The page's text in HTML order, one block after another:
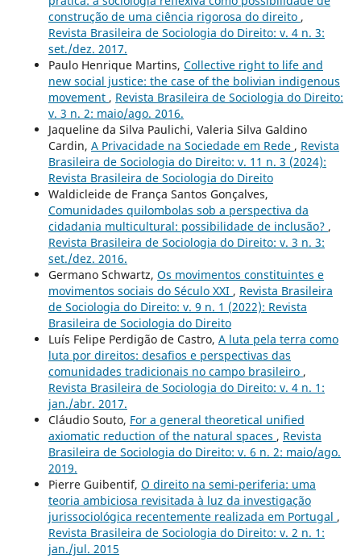
construção de uma ciência rigorosa do direito ,
Revista Brasileira de Sociologia do Direito: v. 4 n. 3:
set./dez. 2017.
Paulo Henrique Martins, Collective right to life and
new social justice: the case of the bolivian indigenous
movement , Revista Brasileira de Sociologia do Direito:
v. 3 n. 2: maio/ago. 2016.
Jaqueline da Silva Paulichi, Valeria Silva Galdino
Cardin, A Privacidade na Sociedade em Rede , Revista
Brasileira de Sociologia do Direito: v. 11 n. 3 (2024):
Revista Brasileira de Sociologia do Direito
Waldicleide de França Santos Gonçalves,
Comunidades quilombolas sob a perspectiva da
cidadania multicultural: possibilidade de inclusão? ,
Revista Brasileira de Sociologia do Direito: v. 3 n. 3:
set./dez. 2016.
Germano Schwartz, Os movimentos constituintes e
movimentos sociais do Século XXI , Revista Brasileira
de Sociologia do Direito: v. 9 n. 1 (2022): Revista
Brasileira de Sociologia do Direito
Luís Felipe Perdigão de Castro, A luta pela terra como
luta por direitos: desafios e perspectivas das
comunidades tradicionais no campo brasileiro ,
Revista Brasileira de Sociologia do Direito: v. 4 n. 1:
jan./abr. 2017.
Cláudio Souto, For a general theoretical unified
axiomatic reduction of the natural spaces , Revista
Brasileira de Sociologia do Direito: v. 6 n. 2: maio/ago.
2019.
Pierre Guibentif, O direito na semi-periferia: uma
teoria ambiciosa revisitada à luz da investigação
jurissociológica recentemente realizada em Portugal ,
Revista Brasileira de Sociologia do Direito: v. 2 n. 1:
jan./jul. 2015